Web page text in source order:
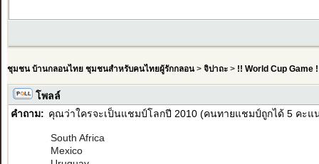
ชุมชน บ้านกลอนไทย ชุมชนสำหรับคนไทยผู้รักกลอน> จิปาถะ> !! World Cup Game
โพลล์
คำถาม: คุณว่าใครจะเป็นแชมป์โลกปี 2010 (คนทายแชมป์ถูกได้ 5 คะแ
South Africa
Mexico